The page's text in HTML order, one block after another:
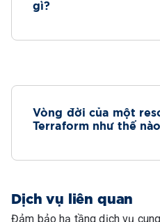
gì?
Vòng đời của một
Terraform như thế
Dịch vụ liên quan
Đảm bảo hạ tầng dịch vụ